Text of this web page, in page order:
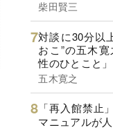
柴田賢三
対談に30分以
おこ”の五木
性のひとこと」
五木寛之
「再入館禁止
マニュアルが